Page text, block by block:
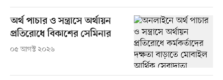
অর্থ পাচার ও সন্ত্রাসে অর্থায়ন
প্রতিরোধে বিকাশের সেমিনার
০৫ আগস্ট ২০২৬